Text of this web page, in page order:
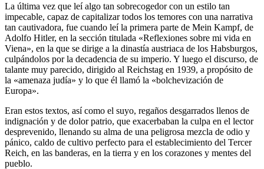
La última vez que leí algo tan sobrecogedor con un estilo tan
impecable, capaz de capitalizar todos los temores con una narrativa
tan cautivadora, fue cuando leí la primera parte de Mein Kampf, de
Adolfo Hitler, en la sección titulada «Reflexiones sobre mi vida en
Viena», en la que se dirige a la dinastía austriaca de los Habsburgos,
culpándolos por la decadencia de su imperio. Y luego el discurso, de
talante muy parecido, dirigido al Reichstag en 1939, a propósito de
la «amenaza judía» y lo que él llamó la «bolchevización de
Europa».
Eran estos textos, así como el suyo, regaños desgarrados llenos de
indignación y de dolor patrio, que exacerbaban la culpa en el lector
desprevenido, llenando su alma de una peligrosa mezcla de odio y
pánico, caldo de cultivo perfecto para el establecimiento del Tercer
Reich, en las banderas, en la tierra y en los corazones y mentes del
pueblo.